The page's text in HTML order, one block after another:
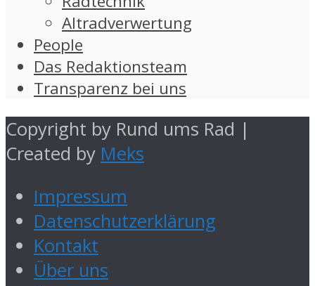
Altradverwertung
People
Das Redaktionsteam
Transparenz bei uns
Copyright by Rund ums Rad |
Created by Meks
Impressum
Datenschutzerklärung
Kontakt
Über uns